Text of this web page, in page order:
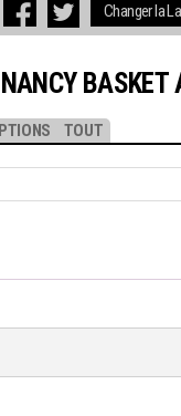
TOUT
BASKET